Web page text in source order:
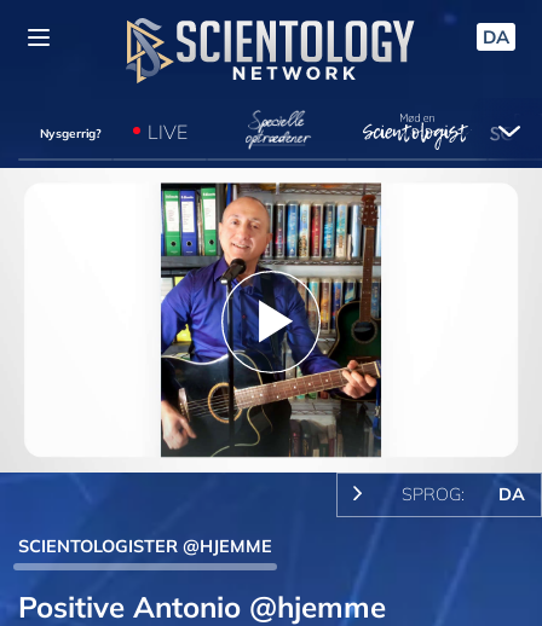
DA
Nysgerrig? LIVE
Play
Video
SPROG: DA
SCIENTOLOGISTER @HJEMME
Positive Antonio @hjemme